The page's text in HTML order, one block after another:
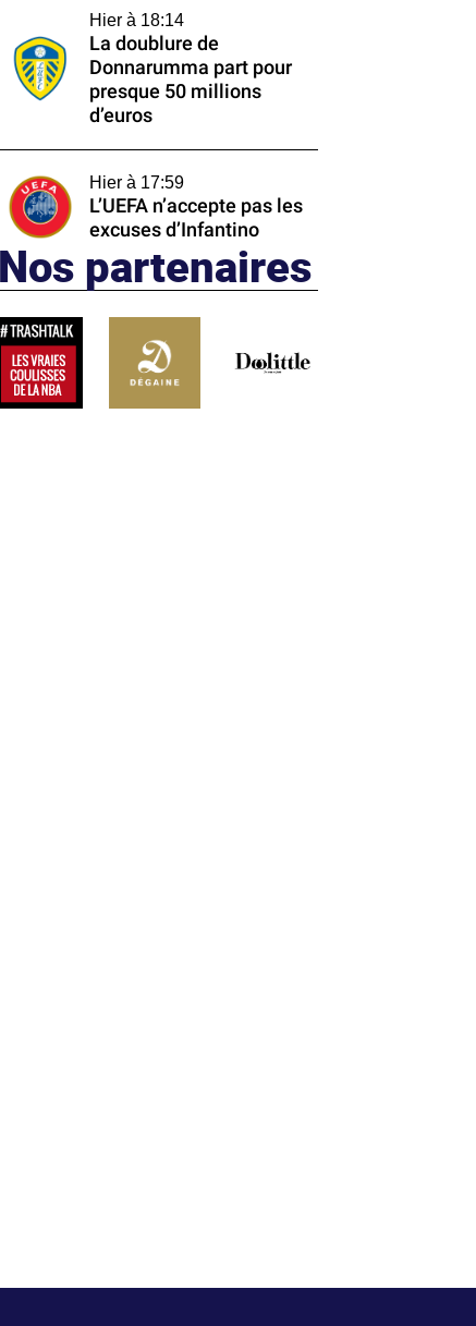
Hier à 18:14
La doublure de
Donnarumma part pour
presque 50 millions
d’euros
Hier à 17:59
L’UEFA n’accepte pas les
excuses d’Infantino
Nos partenaires